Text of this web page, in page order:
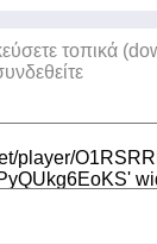
τοπικά